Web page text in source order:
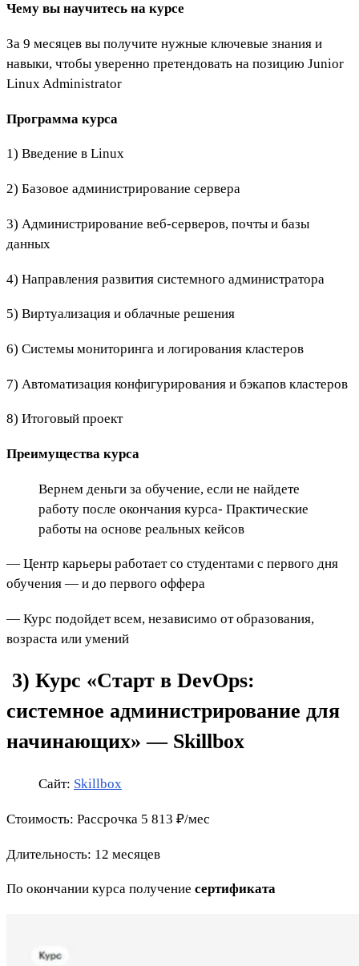
Чему вы научитесь на курсе
За 9 месяцев вы получите нужные ключевые знания и
навыки, чтобы уверенно претендовать на позицию Junior
Linux Administrator
Программа курса
1) Введение в Linux
2) Базовое администрирование сервера
3) Администрирование веб-серверов, почты и базы
данных
4) Направления развития системного администратора
5) Виртуализация и облачные решения
6) Системы мониторинга и логирования кластеров
7) Автоматизация конфигурирования и бэкапов кластеров
8) Итоговый проект
Преимущества курса
Вернем деньги за обучение, если не найдете
работу после окончания курса- Практические
работы на основе реальных кейсов
— Центр карьеры работает со студентами с первого дня
обучения — и до первого оффера
— Курс подойдет всем, независимо от образования,
возраста или умений
3) Курс «Старт в DevOps:
системное администрирование для
начинающих» — Skillbox
Сайт: Skillbox
Стоимость: Рассрочка 5 813 ₽/мес
Длительность: 12 месяцев
По окончании курса получение сертификата